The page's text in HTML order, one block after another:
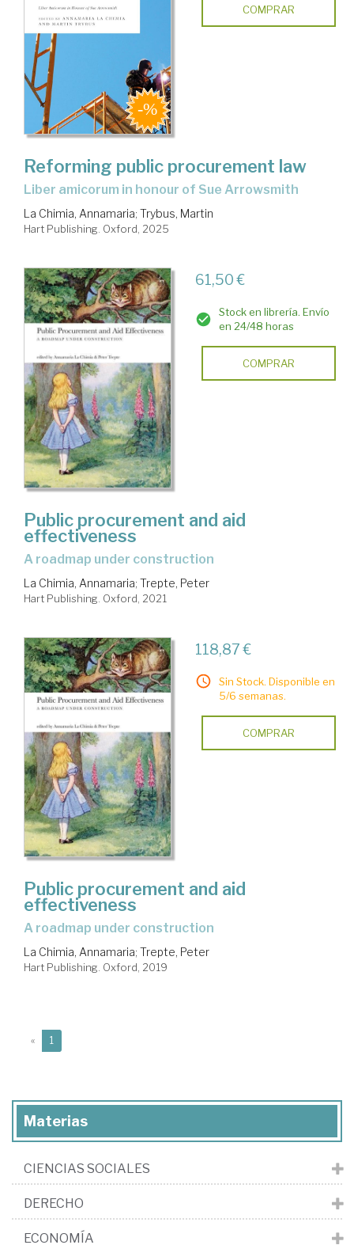
COMPRAR
Reforming public procurement law
liber amicorum in honour of Sue Arrowsmith
La Chimia, Annamaria; Trybus, Martin
Hart Publishing. Oxford, 2025
61,50 €
Stock en librería. Envío
en 24/48 horas
COMPRAR
Public procurement and aid
effectiveness
a roadmap under construction
La Chimia, Annamaria; Trepte, Peter
Hart Publishing. Oxford, 2021
118,87 €
Sin Stock. Disponible en
5/6 semanas.
COMPRAR
Public procurement and aid
effectiveness
a roadmap under construction
La Chimia, Annamaria; Trepte, Peter
Hart Publishing. Oxford, 2019
« 1
Materias
CIENCIAS SOCIALES
DERECHO
ECONOMÍA